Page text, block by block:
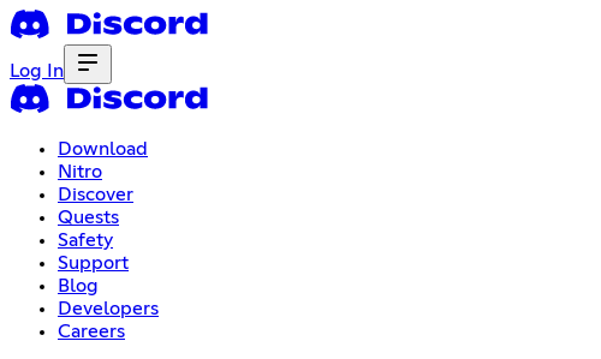
Log In
Download
Nitro
Discover
Quests
Safety
Support
Blog
Developers
Careers